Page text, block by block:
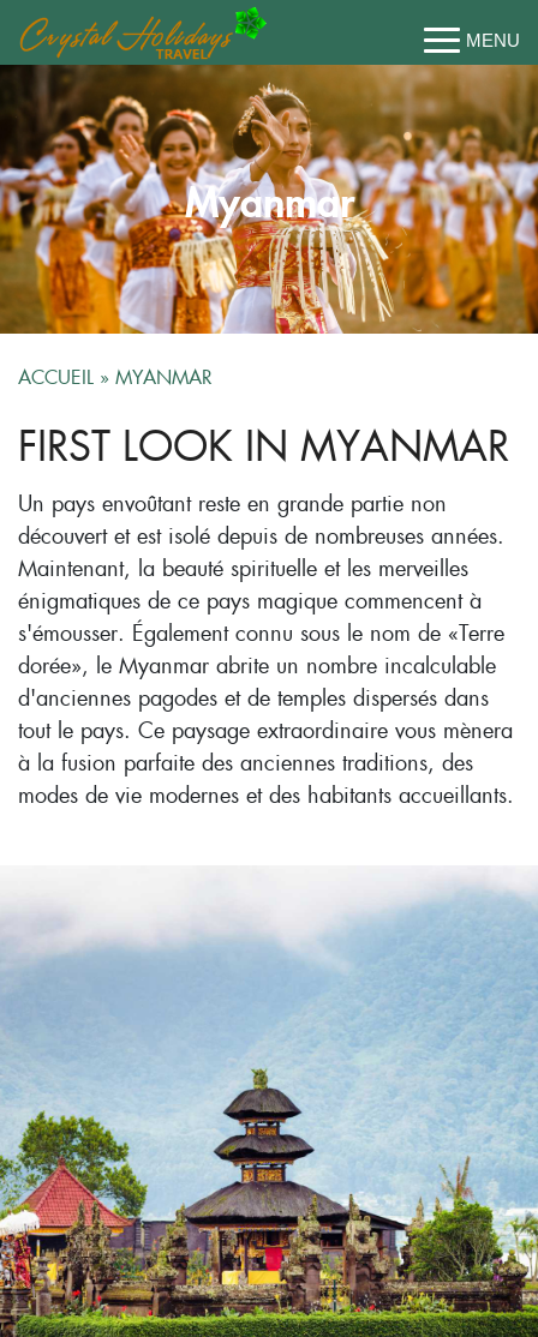
Myanmar
ACCUEIL » MYANMAR
FIRST LOOK IN MYANMAR
Un pays envoûtant reste en grande partie non
découvert et est isolé depuis de nombreuses années.
Maintenant, la beauté spirituelle et les merveilles
énigmatiques de ce pays magique commencent à
s'émousser. Également connu sous le nom de «Terre
dorée», le Myanmar abrite un nombre incalculable
d'anciennes pagodes et de temples dispersés dans
tout le pays. Ce paysage extraordinaire vous mènera
à la fusion parfaite des anciennes traditions, des
modes de vie modernes et des habitants accueillants.